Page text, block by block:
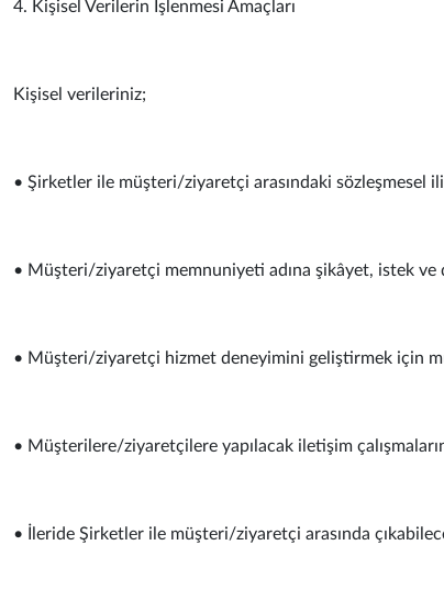
4. Kişisel Verilerin İşlenmesi Amaçları
Kişisel verileriniz;
• Şirketler ile müşteri/ziyaretçi arasındaki sözleşmesel
• Müşteri/ziyaretçi memnuniyeti adına şikâyet, istek ve
• Müşteri/ziyaretçi hizmet deneyimini geliştirmek için
• Müşterilere/ziyaretçilere yapılacak iletişim
• İleride Şirketler ile müşteri/ziyaretçi arasında